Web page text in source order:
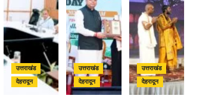
ब्लैक
स्पॉट
होंगे
सुरक्षित,
हर
माह
होगी
प्रगति
समीक्षा
धामी
ने
किया
मसूरी
विधानसभा
में
विभिन्न
विकास
योजनाओं
का
साथ
देवभूमि
ने
किया
शिवभक्त
कांवड़ियों
का
अभिनंदन
उत्तराखंड
देहरादून
उत्तराखंड
देहरादून
उत्तराखंड
देहरादून